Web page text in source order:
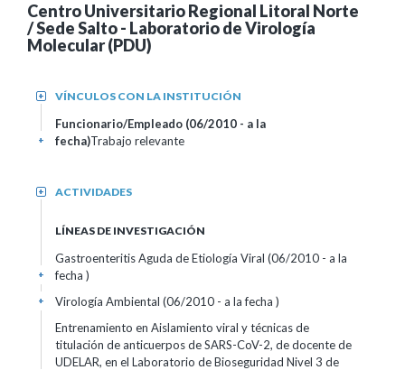
Centro Universitario Regional Litoral Norte
/ Sede Salto - Laboratorio de Virología
Molecular (PDU)
VÍNCULOS CON LA INSTITUCIÓN
+
Funcionario/Empleado (06/2010 - a la
fecha)Trabajo relevante
+
ACTIVIDADES
+
LÍNEAS DE INVESTIGACIÓN
Gastroenteritis Aguda de Etiología Viral (06/2010 - a la
fecha )
+
Virología Ambiental (06/2010 - a la fecha )
+
Entrenamiento en Aislamiento viral y técnicas de
titulación de anticuerpos de SARS-CoV-2, de docente de
UDELAR, en el Laboratorio de Bioseguridad Nivel 3 de